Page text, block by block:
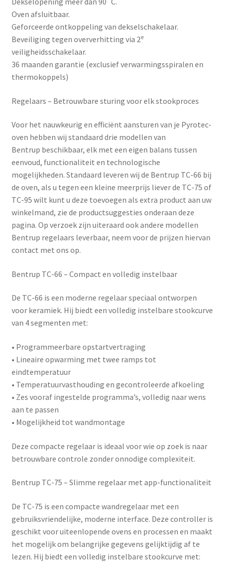
Oven afsluitbaar.
Geforceerde ontkoppeling van dekselschakelaar.
Beveiliging tegen oververhitting via 2e
veiligheidsschakelaar.
36 maanden garantie (exclusief verwarmingsspiralen en
thermokoppels)
Regelaars – Betrouwbare sturing voor elk stookproces
Voor het nauwkeurig en efficiënt aansturen van je Pyrotec-
oven hebben wij standaard drie modellen van
Bentrup beschikbaar, elk met een eigen balans tussen
eenvoud, functionaliteit en technologische
mogelijkheden. Standaard leveren wij de Bentrup TC-66 bij
de oven, als u tegen een kleine meerprijs liever de TC-75 of
TC-95 wilt kunt u deze toevoegen als extra product aan uw
winkelmand, zie de productsuggesties onderaan deze
pagina. Op verzoek zijn uiteraard ook andere modellen
Bentrup regelaars leverbaar, neem voor de prijzen hiervan
contact met ons op.
Bentrup TC-66 – Compact en volledig instelbaar
De TC-66 is een moderne regelaar speciaal ontworpen
voor keramiek. Hij biedt een volledig instelbare stookcurve
van 4 segmenten met:
• Programmeerbare opstartvertraging
• Lineaire opwarming met twee ramps tot
eindtemperatuur
• Temperatuurvasthouding en gecontroleerde afkoeling
• Zes vooraf ingestelde programma’s, volledig naar wens
aan te passen
• Mogelijkheid tot wandmontage
Deze compacte regelaar is ideaal voor wie op zoek is naar
betrouwbare controle zonder onnodige complexiteit.
Bentrup TC-75 – Slimme regelaar met app-functionaliteit
De TC-75 is een compacte wandregelaar met een
gebruiksvriendelijke, moderne interface. Deze controller is
geschikt voor uiteenlopende ovens en processen en maakt
het mogelijk om belangrijke gegevens gelijktijdig af te
lezen. Hij biedt een volledig instelbare stookcurve met: